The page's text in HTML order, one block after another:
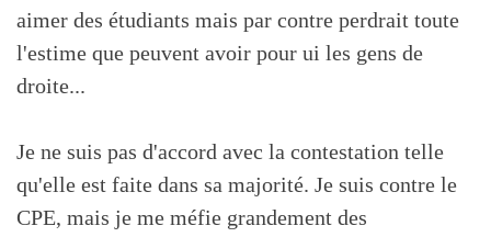
aimer des étudiants mais par contre perdrait toute
l'estime que peuvent avoir pour ui les gens de
droite...
Je ne suis pas d'accord avec la contestation telle
qu'elle est faite dans sa majorité. Je suis contre le
CPE, mais je me méfie grandement des